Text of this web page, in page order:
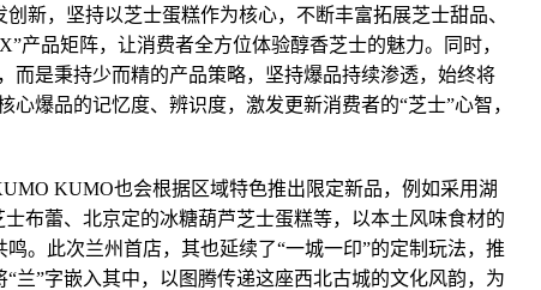
新，坚持以芝士蛋糕作为核心，不断丰富拓展芝士甜品、
产品矩阵，让消费者全方位体验醇香芝士的魅力。同时，
而是秉持少而精的产品策略，坚持爆品持续渗透，始终将
心爆品的记忆度、辨识度，激发更新消费者的“芝士”心智，
KUMO也会根据区域特色推出限定新品，例如采用湖
布蕾、北京定的冰糖葫芦芝士蛋糕等，以本土风味食材的
。此次兰州首店，其也延续了“一城一印”的定制玩法，推
兰”字嵌入其中，以图腾传递这座西北古城的文化风韵，为